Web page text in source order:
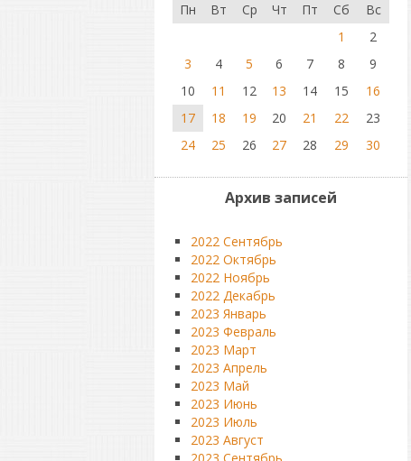
Пн
Вт Ср Чт Пт Сб
Вс
1
2
3
4 5 6 7 8
9
10
11 12 13 14 15
16
17
18 19 20 21 22
23
24
25 26 27 28 29 30
Архив записей
2022 Сентябрь
2022 Октябрь
2022 Ноябрь
2022 Декабрь
2023 Январь
2023 Февраль
2023 Март
2023 Апрель
2023 Май
2023 Июнь
2023 Июль
2023 Август